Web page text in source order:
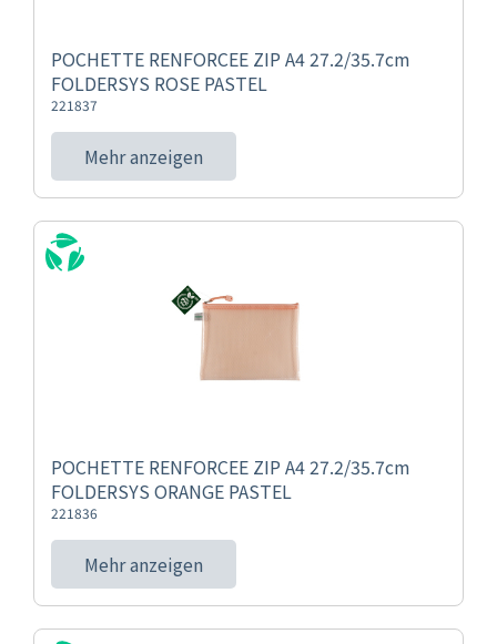
POCHETTE RENFORCEE ZIP A4 27.2/35.7cm
FOLDERSYS ROSE PASTEL
221837
Mehr anzeigen
POCHETTE RENFORCEE ZIP A4 27.2/35.7cm
FOLDERSYS ORANGE PASTEL
221836
Mehr anzeigen